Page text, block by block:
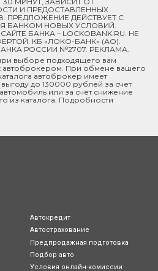
И ПРЕДОСТАВЛЕННЫХ
ПРЕДЛОЖЕНИЕ ДЕЙСТВУЕТ С
БАНКОМ НОВЫХ УСЛОВИЙ.
БАНКА – LOCKOBANK.RU. НЕ
КБ «ЛОКО-БАНК» (АО).
РОССИИ №2707. РЕКЛАМА.
выборе подходящего вам
автоброкером. При обмене вашего
автоброкер имеет
до 130000 рублей за счет
или за счет снижение
из каталога. Подробности
Автокредит
Автострахование
Предпродажная подготовка
Подбор авто
Условия онлайн-комиcсии